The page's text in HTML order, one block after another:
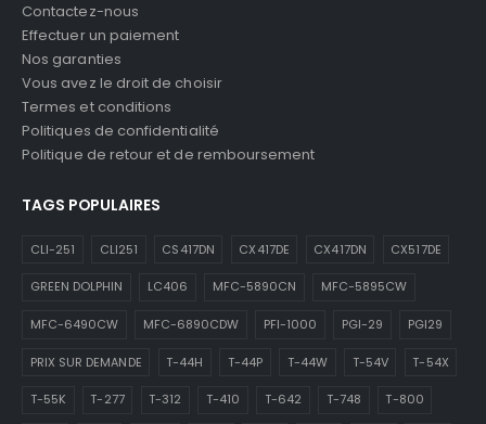
Contactez-nous
Effectuer un paiement
Nos garanties
Vous avez le droit de choisir
Termes et conditions
Politiques de confidentialité
Politique de retour et de remboursement
TAGS POPULAIRES
CLI-251 CLI251 CS417DN CX417DE CX417DN CX517DE
GREEN DOLPHIN LC406 MFC-5890CN MFC-5895CW
MFC-6490CW MFC-6890CDW PFI-1000 PGI-29 PGI29
PRIX SUR DEMANDE T-44H T-44P T-44W T-54V T-54X
T-55K T-277 T-312 T-410 T-642 T-748 T-800